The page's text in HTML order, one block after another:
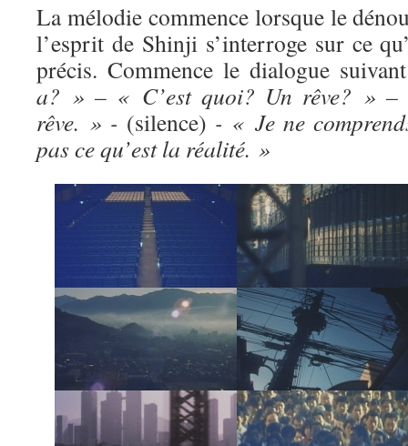
La mélodie commence lorsque le
l’esprit de Shinji s’interroge sur ce
précis. Commence le dialogue
a? » – « C’est quoi? Un rêve? »
rêve. » - (silence) - « Je ne
pas ce qu’est la réalité. »